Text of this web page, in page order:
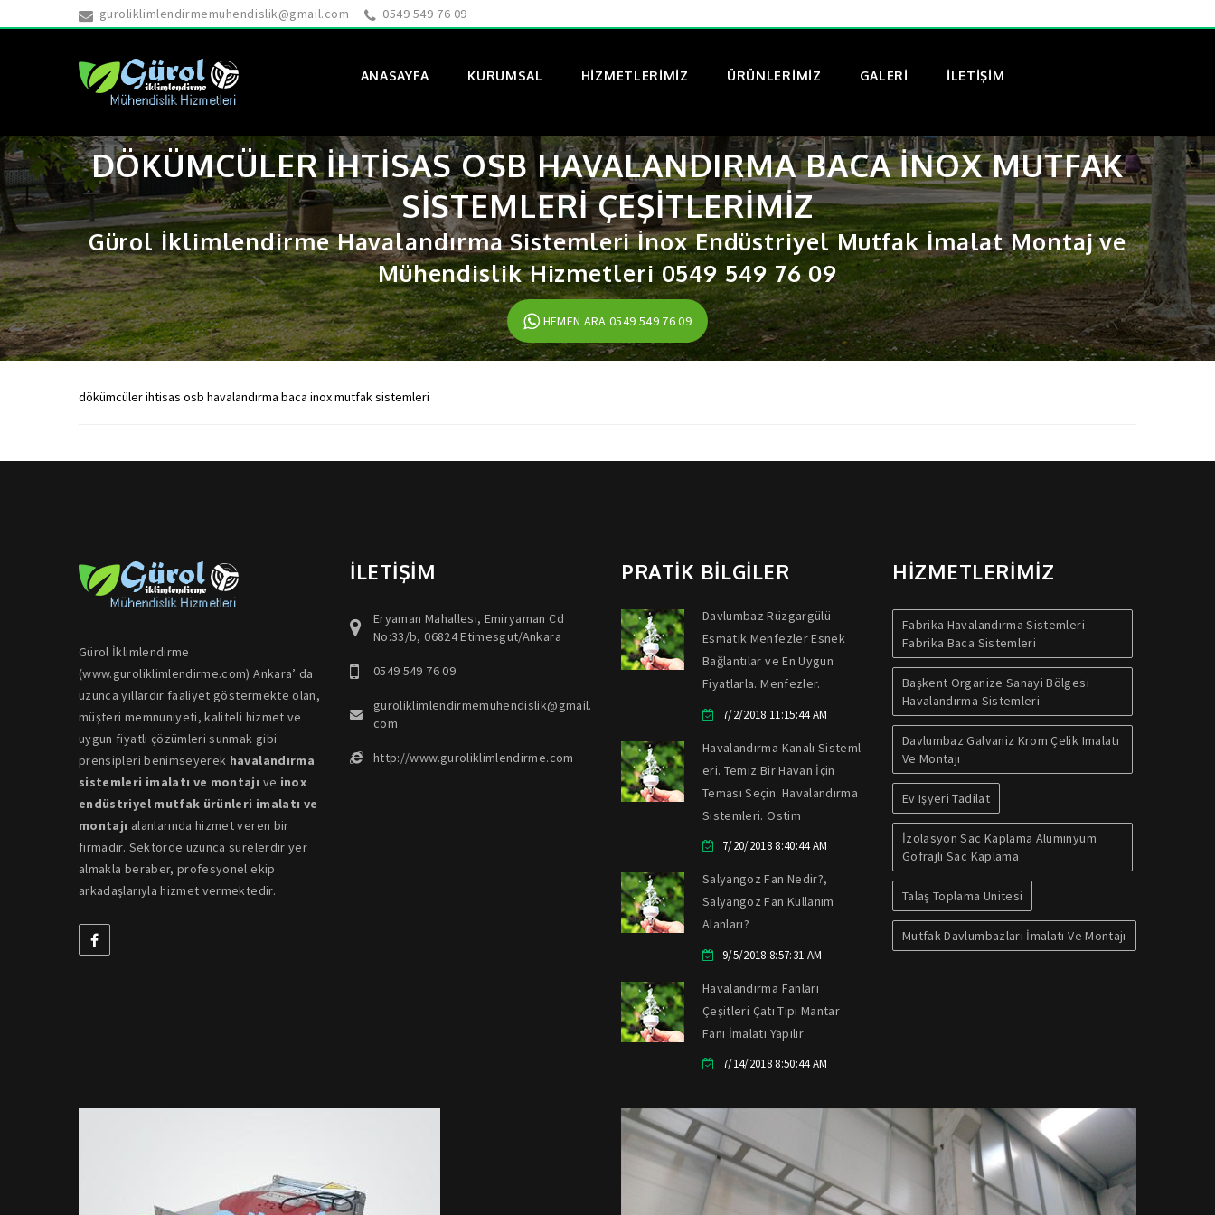
guroliklimlendirmemuhendislik@gmail.com 0549 549 76 09
ANASAYFA KURUMSAL HIZMETLERIMIZ ÜRÜNLERIMIZ GALERI İLETİŞİM
DÖKÜMCÜLER IHTISAS OSB HAVALANDIRMA BACA INOX MUTFAK
SISTEMLERI ÇEŞITLERIMIZ
Gürol İklimlendirme Havalandırma Sistemleri İnox Endüstriyel Mutfak İmalat Montaj ve
Mühendislik Hizmetleri 0549 549 76 09
HEMEN ARA 0549 549 76 09
dökümcüler ihtisas osb havalandırma baca inox mutfak sistemleri
Gürol İklimlendirme
(www.guroliklimlendirme.com) Ankara’ da
uzunca yıllardır faaliyet göstermekte olan,
müşteri memnuniyeti, kaliteli hizmet ve
uygun fiyatlı çözümleri sunmak gibi
prensipleri benimseyerek havalandırma
sistemleri imalatı ve montajı ve inox
endüstriyel mutfak ürünleri imalatı ve
montajı alanlarında hizmet veren bir
firmadır. Sektörde uzunca sürelerdir yer
almakla beraber, profesyonel ekip
arkadaşlarıyla hizmet vermektedir.
İLETİŞİM
Eryaman Mahallesi, Emiryaman Cd
No:33/b, 06824 Etimesgut/Ankara
0549 549 76 09
guroliklimlendirmemuhendislik@gmail.
com
http://www.guroliklimlendirme.com
PRATİK BİLGİLER
Davlumbaz Rüzgargülü
Esmatik Menfezler Esnek
Bağlantılar ve En Uygun
Fiyatlarla. Menfezler.
7/2/2018 11:15:44 AM
Havalandırma Kanalı Sisteml
eri. Temiz Bir Havan İçin
Teması Seçin. Havalandırma
Sistemleri. Ostim
7/20/2018 8:40:44 AM
Salyangoz Fan Nedir?,
Salyangoz Fan Kullanım
Alanları?
9/5/2018 8:57:31 AM
Havalandırma Fanları
Çeşitleri Çatı Tipi Mantar
Fanı İmalatı Yapılır
7/14/2018 8:50:44 AM
HİZMETLERİMİZ
Fabrika Havalandırma Sistemleri
Fabrika Baca Sistemleri
Başkent Organize Sanayi Bölgesi
Havalandırma Sistemleri
Davlumbaz Galvaniz Krom Çelik Imalatı
Ve Montajı
Ev Işyeri Tadilat
İzolasyon Sac Kaplama Alüminyum
Gofrajlı Sac Kaplama
Talaş Toplama Unitesi
Mutfak Davlumbazları İmalatı Ve Montajı